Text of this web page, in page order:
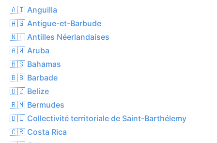
🇦🇮 Anguilla
🇦🇬 Antigue-et-Barbude
🇳🇱 Antilles Néerlandaises
🇦🇼 Aruba
🇧🇸 Bahamas
🇧🇧 Barbade
🇧🇿 Belize
🇧🇲 Bermudes
🇧🇱 Collectivité territoriale de Saint-Barthélemy
🇨🇷 Costa Rica